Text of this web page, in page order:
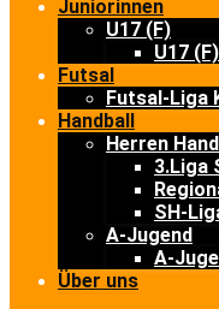
Juniorinnen
U17 (F)
U17
Futsal
Futsal-Liga
Handball
Herren
3.Liga
SH-
A-Jugend
A-
Über uns